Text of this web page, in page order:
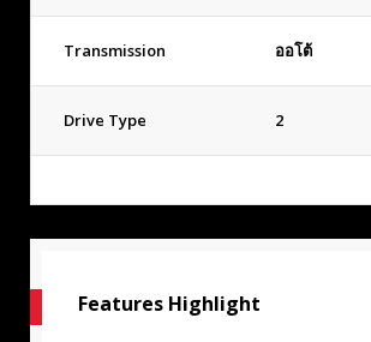
Transmission ออโต้
Drive Type 2
Features Highlight